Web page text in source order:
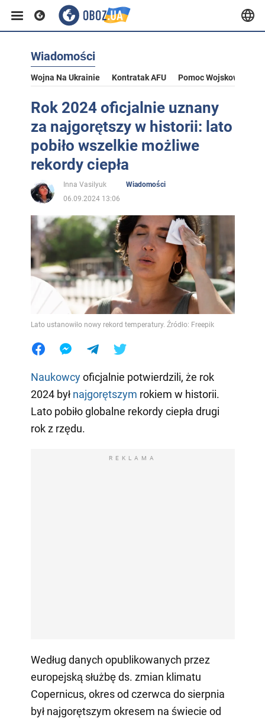
Wiadomości
Wojna Na Ukrainie Kontratak AFU Pomoc Wojskowa Dla
Rok 2024 oficjalnie uznany
za najgorętszy w historii: lato
pobiło wszelkie możliwe
rekordy ciepła
Inna Vasilyuk
Wiadomości
06.09.2024 13:06
Lato ustanowiło nowy rekord temperatury. Źródło: Freepik
Naukowcyoficjalnie potwierdzili, że rok
2024 był najgorętszym rokiem w historii.
Lato pobiło globalne rekordy ciepła drugi
rok z rzędu.
REKLAMA
Według danych opublikowanych przez
europejską służbę ds. zmian klimatu
Copernicus, okres od czerwca do sierpnia
był najgorętszym okresem na świecie od